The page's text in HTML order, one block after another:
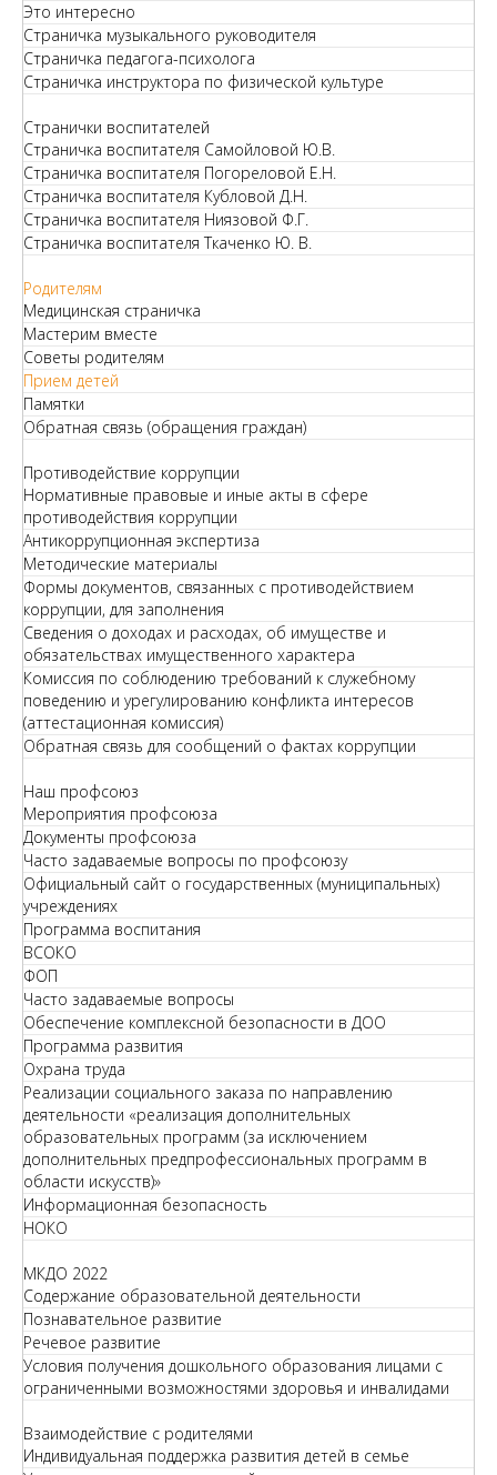
Это интересно
Страничка музыкального руководителя
Страничка педагога-психолога
Страничка инструктора по физической культуре
Странички воспитателей
Страничка воспитателя Самойловой Ю.В.
Страничка воспитателя Погореловой Е.Н.
Страничка воспитателя Кубловой Д.Н.
Страничка воспитателя Ниязовой Ф.Г.
Страничка воспитателя Ткаченко Ю. В.
Родителям
Медицинская страничка
Мастерим вместе
Советы родителям
Прием детей
Памятки
Обратная связь (обращения граждан)
Противодействие коррупции
Нормативные правовые и иные акты в сфере
противодействия коррупции
Антикоррупционная экспертиза
Методические материалы
Формы документов, связанных с противодействием
коррупции, для заполнения
Сведения о доходах и расходах, об имуществе и
обязательствах имущественного характера
Комиссия по соблюдению требований к служебному
поведению и урегулированию конфликта интересов
(аттестационная комиссия)
Обратная связь для сообщений о фактах коррупции
Наш профсоюз
Мероприятия профсоюза
Документы профсоюза
Часто задаваемые вопросы по профсоюзу
Официальный сайт о государственных (муниципальных)
учреждениях
Программа воспитания
ВСОКО
ФОП
Часто задаваемые вопросы
Обеспечение комплексной безопасности в ДОО
Программа развития
Охрана труда
Реализации социального заказа по направлению
деятельности «реализация дополнительных
образовательных программ (за исключением
дополнительных предпрофессиональных программ в
области искусств)»
Информационная безопасность
НОКО
МКДО 2022
Содержание образовательной деятельности
Познавательное развитие
Речевое развитие
Условия получения дошкольного образования лицами с
ограниченными возможностями здоровья и инвалидами
Взаимодействие с родителями
Индивидуальная поддержка развития детей в семье